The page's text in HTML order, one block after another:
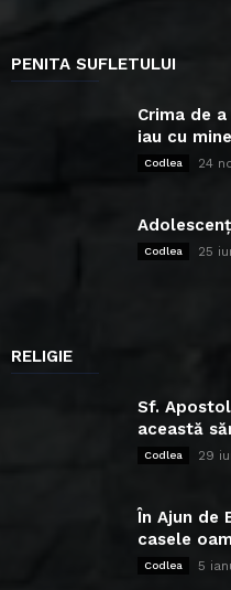
PENITA SUFLETULUI
Crima de
iau cu
Codlea 24
Codlea 25
RELIGIE
Sf.
această
Codlea 29
În Ajun de
casele
Codlea 5